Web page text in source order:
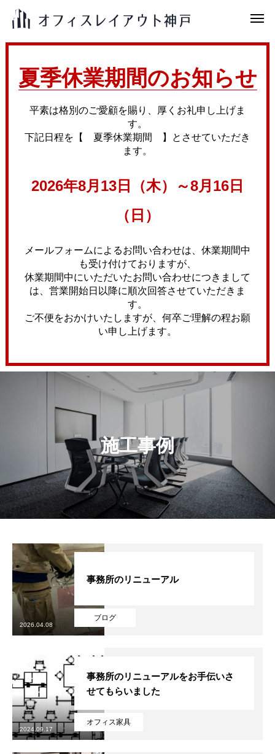
夏季休業期間のお知らせ
平素は格別のご愛顧を賜り、厚くお礼申し上げま
す。
下記日程を【 夏季休業期間 】とさせていただき
ます。
2026年8月13日（木）～8月16日
（日）
メールフォームによるお問い合わせは、休業期間中
も受け付けておりますが、
休業期間中にいただいたお問い合わせにつきまして
は、営業開始日以降に順次回答させていただきま
す。
ご不便をおかけいたしますが、何卒ご理解の程お願
い申し上げます。
施工事例
ブログ
事務所のリニューアル
2026.04.08
オフィス家具
事務所のリニューアルをお手伝いさ
せてもらいました
2024.09.17